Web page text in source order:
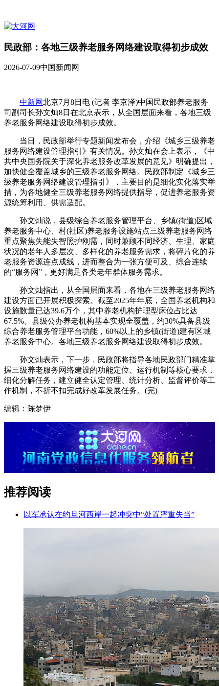
民政部：各地三级养老服务网络建设取得初步成效
2026-07-09中国新闻网
中新网北京7月8日电 (记者 李京泽)中国民政部养老服务
司副司长孙文灿8日在北京表示，从全国层面来看，各地三级
养老服务网络建设取得初步成效。
当日，民政部举行专题新闻发布会，介绍《城乡三级养老
服务网络建设管理指引》有关情况。孙文灿在会上表示，《中
共中央国务院关于深化养老服务改革发展的意见》明确提出，
加快健全覆盖城乡的三级养老服务网络。民政部制定《城乡三
级养老服务网络建设管理指引》，主要目的是细化实化落实举
措，为各地健全三级养老服务网络提供指导，促进养老服务资
源统筹利用、供需适配。
孙文灿说，县级综合养老服务管理平台、乡镇(街道)区域
养老服务中心、村(社区)养老服务设施站点三级养老服务网络
重点聚焦失能失智照护刚需，同时兼顾不同经济、生理、家庭
状况的老年人多层次、多样化的养老服务需求，将碎片化的养
老服务资源连点成线，进而整合为一张方便可及、综合连续
的“服务网”，更好满足各类老年群体服务需求。
孙文灿指出，从全国层面来看，各地在三级养老服务网络
建设方面已开展积极探索。截至2025年年底，全国养老机构和
设施数量已达39.6万个，其中养老机构护理型床位占比达
67.5%。县级公办养老机构基本实现全覆盖，约30%具备县级
综合养老服务管理平台功能，60%以上的乡镇(街道)建有区域
养老服务中心。各地三级养老服务网络建设取得初步成效。
孙文灿表示，下一步，民政部将指导各地民政部门精准掌
握三级养老服务网络建设的功能定位、运行机制等核心要求，
细化分解任务，建立健全认定管理、统计分析、监督评价等工
作机制，不折不扣完成好改革发展任务。(完)
编辑：陈梦伊
推荐阅读
以军承认在约旦河西岸一起冲突中“处置严重失当”